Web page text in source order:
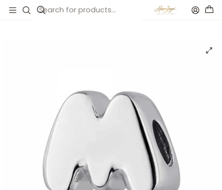
Inicio Catálogo Abalorio inicial M plata